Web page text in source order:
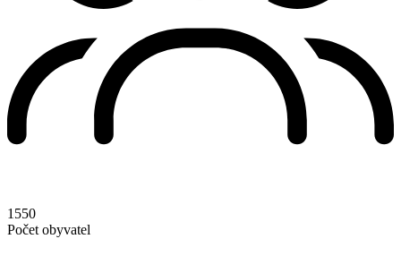
1550
Počet obyvatel